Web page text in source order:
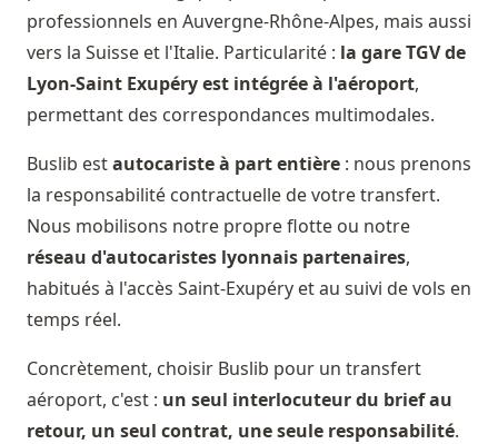
professionnels en Auvergne-Rhône-Alpes, mais aussi
vers la Suisse et l'Italie. Particularité : la gare TGV de
Lyon-Saint Exupéry est intégrée à l'aéroport,
permettant des correspondances multimodales.
Buslib estautocariste à part entière : nous prenons
la responsabilité contractuelle de votre transfert.
Nous mobilisons notre propre flotte ou notre
réseau d'autocaristes lyonnais partenaires,
habitués à l'accès Saint-Exupéry et au suivi de vols en
temps réel.
Concrètement, choisir Buslib pour un transfert
aéroport, c'est : un seul interlocuteur du brief au
retour, un seul contrat, une seule responsabilité.